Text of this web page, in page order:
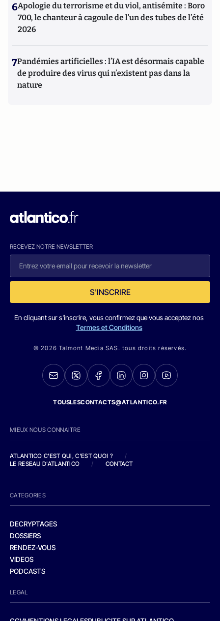
6Apologie du terrorisme et du viol, antisémite : Boro
700, le chanteur à cagoule de l’un des tubes de l’été
2026
7Pandémies artificielles : l’IA est désormais capable
de produire des virus qui n’existent pas dans la
nature
RECEVEZ NOTRE NEWSLETTER
S'INSCRIRE
En cliquant sur s'inscrire, vous confirmez que vous acceptez nos
Termes et Conditions
© 2026 Talmont Media SAS. tous droits réservés.
TOUSLESCONTACTS@ATLANTICO.FR
MIEUX NOUS CONNAITRE
ATLANTICO C'EST QUI, C'EST QUOI ?
/
LE RESEAU D'ATLANTICO
/ CONTACT
CATEGORIES
DECRYPTAGES
DOSSIERS
RENDEZ-VOUS
VIDEOS
PODCASTS
LEGAL